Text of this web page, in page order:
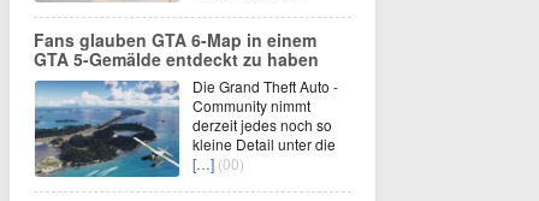
Fans glauben GTA 6-Map in einem
GTA 5-Gemälde entdeckt zu haben
Die Grand Theft Auto -
Community nimmt
derzeit jedes noch so
kleine Detail unter die
[…] (00)